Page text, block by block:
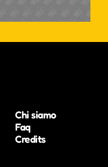
Chi siamo
Faq
Credits